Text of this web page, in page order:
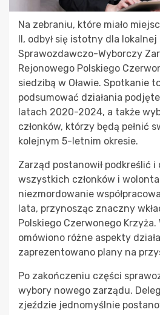
Na zebraniu, które miało
II, odbył się istotny dla
Sprawozdawczo-Wyborczy
Rejonowego Polskiego
siedzibą w Oławie. Spotkanie
podsumować działania
latach 2020-2024, a także
członków, którzy będą pełnić
kolejnym 5-letnim okresie.
Zarząd postanowił podkreślić i
wszystkich członków i
niezmordowanie
lata, przynosząc znaczny
Polskiego Czerwonego Krzyża.
omówiono różne aspekty
zaprezentowano plany na
Po zakończeniu części
wybory nowego zarządu.
zjeździe jednomyślnie